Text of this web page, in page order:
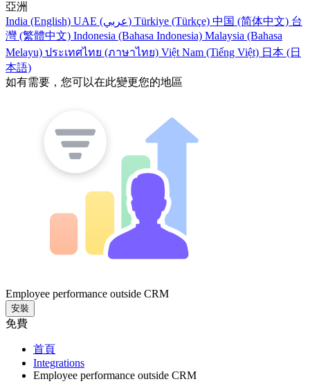
亞洲
India (English)
UAE (عربي) Türkiye (Türkçe) 中国 (简体中文) 台
灣 (繁體中文) Indonesia (Bahasa Indonesia) Malaysia (Bahasa
Melayu) ประเทศไทย (ภาษาไทย) Việt Nam (Tiếng Việt) 日本 (日
本語)
如有需要，您可以在此變更您的地區
Employee performance outside CRM
安裝
免費
首頁
Integrations
Employee performance outside CRM